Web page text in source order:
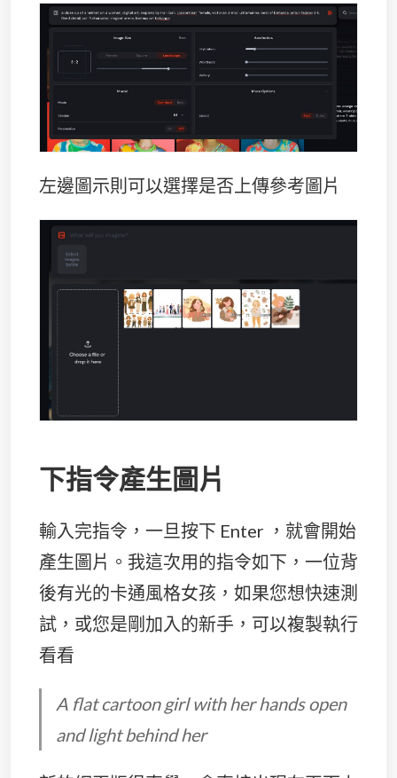
左邊圖示則可以選擇是否上傳參考圖片
下指令產生圖片
輸入完指令，一旦按下 Enter ，就會開始
產生圖片。我這次用的指令如下，一位背
後有光的卡通風格女孩，如果您想快速測
試，或您是剛加入的新手，可以複製執行
看看
A flat cartoon girl with her hands open
and light behind her